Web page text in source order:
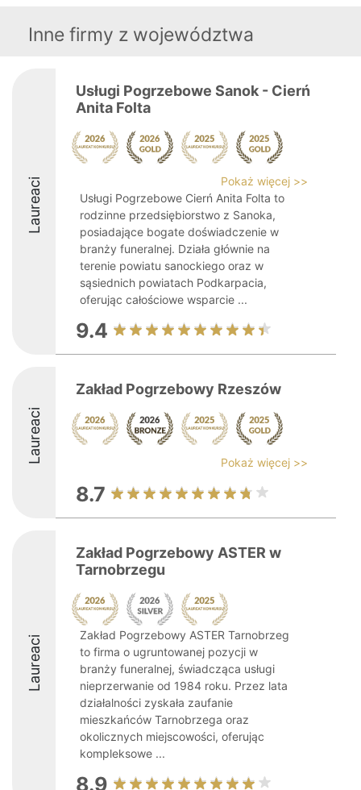
Inne firmy z województwa
Laureaci
Usługi Pogrzebowe Sanok - Cierń
Anita Folta
Pokaż więcej >>
Usługi Pogrzebowe Cierń Anita Folta to
rodzinne przedsiębiorstwo z Sanoka,
posiadające bogate doświadczenie w
branży funeralnej. Działa głównie na
terenie powiatu sanockiego oraz w
sąsiednich powiatach Podkarpacia,
oferując całościowe wsparcie ...
9.4
Laureaci
Zakład Pogrzebowy Rzeszów
Pokaż więcej >>
8.7
Laureaci
Zakład Pogrzebowy ASTER w
Tarnobrzegu
Zakład Pogrzebowy ASTER Tarnobrzeg
to firma o ugruntowanej pozycji w
branży funeralnej, świadcząca usługi
nieprzerwanie od 1984 roku. Przez lata
działalności zyskała zaufanie
mieszkańców Tarnobrzega oraz
okolicznych miejscowości, oferując
kompleksowe ...
8.9